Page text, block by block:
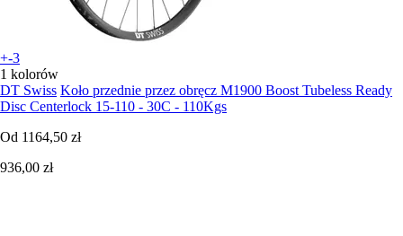
+-3
1 kolorów
DT Swiss Koło przednie przez obręcz M1900 Boost Tubeless Ready
Disc Centerlock 15-110 - 30C - 110Kgs
Od 1164,50 zł
936,00 zł